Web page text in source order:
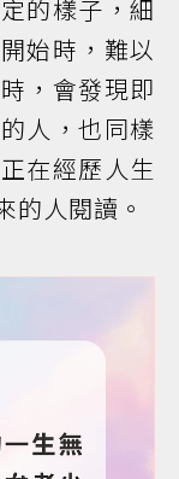
的樣子，細
始時，難以
，會發現即
人，也同樣
在經歷人生
的人閱讀。